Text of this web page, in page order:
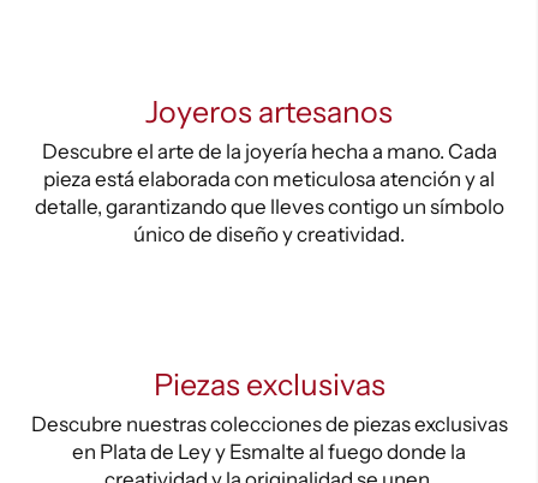
Joyeros artesanos
Descubre el arte de la joyería hecha a mano. Cada
pieza está elaborada con meticulosa atención y al
detalle, garantizando que lleves contigo un símbolo
único de diseño y creatividad.
Piezas exclusivas
Descubre nuestras colecciones de piezas exclusivas
en Plata de Ley y Esmalte al fuego donde la